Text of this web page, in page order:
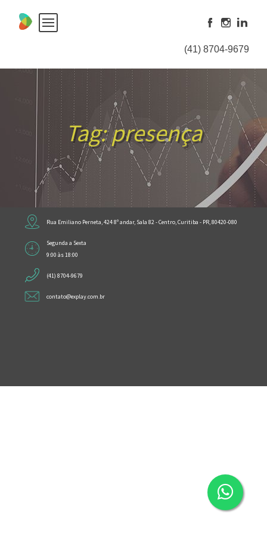
content
(41) 8704-9679
Tag:presença
Rua Emiliano Perneta, 424 8º andar, Sala 82 - Centro, Curitiba - PR, 80420-080
Segunda a Sexta
9:00 às 18:00
(41) 8704-9679
contato@explay.com.br